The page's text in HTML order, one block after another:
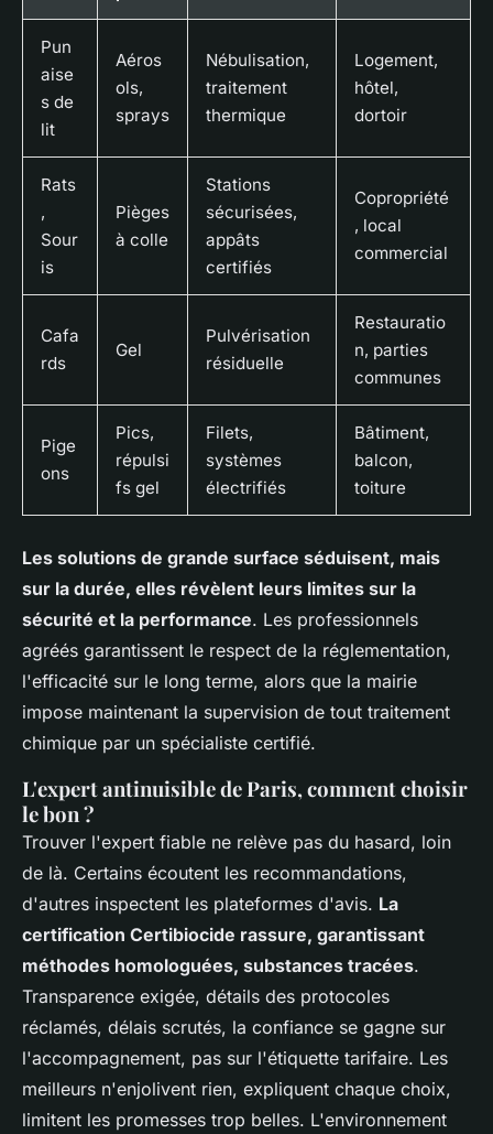
Pun
aise
s de
lit
Aéros
ols,
sprays
Nébulisation,
traitement
thermique
Logement,
hôtel,
dortoir
Rats
,
Sour
is
Pièges
à colle
Stations
sécurisées,
appâts
certifiés
Copropriété
, local
commercial
Cafa
rds
Gel
Pulvérisation
résiduelle
Restauratio
n, parties
communes
Pige
ons
Pics,
répulsi
fs gel
Filets,
systèmes
électrifiés
Bâtiment,
balcon,
toiture
Les solutions de grande surface séduisent, mais
sur la durée, elles révèlent leurs limites sur la
sécurité et la performance. Les professionnels
agréés garantissent le respect de la réglementation,
l'efficacité sur le long terme, alors que la mairie
impose maintenant la supervision de tout traitement
chimique par un spécialiste certifié.
L'expert antinuisible de Paris, comment choisir
le bon ?
Trouver l'expert fiable ne relève pas du hasard, loin
de là. Certains écoutent les recommandations,
d'autres inspectent les plateformes d'avis. La
certification Certibiocide rassure, garantissant
méthodes homologuées, substances tracées.
Transparence exigée, détails des protocoles
réclamés, délais scrutés, la confiance se gagne sur
l'accompagnement, pas sur l'étiquette tarifaire. Les
meilleurs n'enjolivent rien, expliquent chaque choix,
limitent les promesses trop belles. L'environnement